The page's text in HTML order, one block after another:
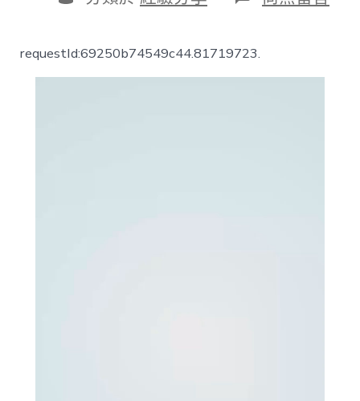
期
類 〈新
&#08
requestId:69250b74549c44.81719723.